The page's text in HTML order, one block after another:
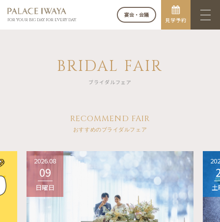
FOR YOUR BIG DAY. FOR EVERY DAY.
宴会・会議
見学予約
BRIDAL FAIR
ブライダルフェア
RECOMMEND FAIR
おすすめのブライダルフェア
2026.08
09
日曜日 土